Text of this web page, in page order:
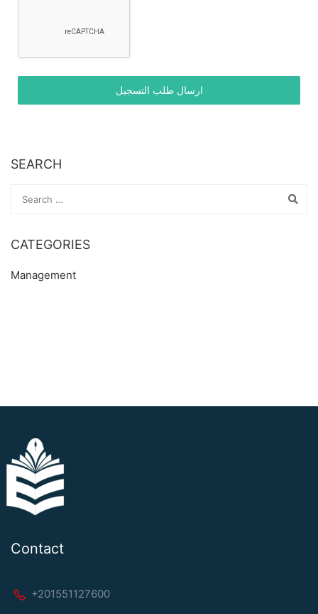
ارسال طلب التسجيل
SEARCH
CATEGORIES
Management
Contact
+201551127600